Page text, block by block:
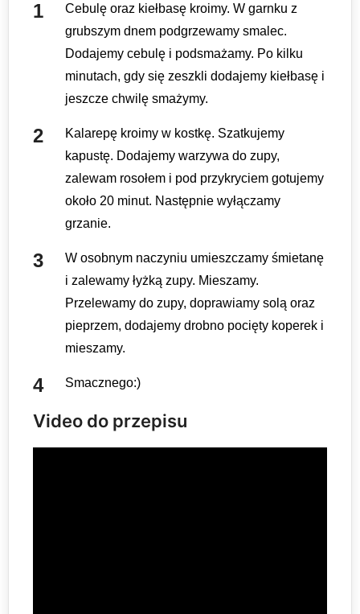
Cebulę oraz kiełbasę kroimy. W garnku z
grubszym dnem podgrzewamy smalec.
Dodajemy cebulę i podsmażamy. Po kilku
minutach, gdy się zeszkli dodajemy kiełbasę i
jeszcze chwilę smażymy.
Kalarepę kroimy w kostkę. Szatkujemy
kapustę. Dodajemy warzywa do zupy,
zalewam rosołem i pod przykryciem gotujemy
około 20 minut. Następnie wyłączamy
grzanie.
W osobnym naczyniu umieszczamy śmietanę
i zalewamy łyżką zupy. Mieszamy.
Przelewamy do zupy, doprawiamy solą oraz
pieprzem, dodajemy drobno pocięty koperek i
mieszamy.
Smacznego:)
Video do przepisu